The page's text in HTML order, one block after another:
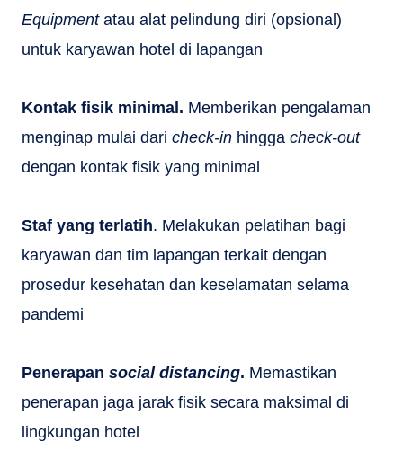
Equipmentatau alat pelindung diri (opsional)
untuk karyawan hotel di lapangan
Kontak fisik minimal. Memberikan pengalaman
menginap mulai dari check-in hingga check-out
dengan kontak fisik yang minimal
Staf yang terlatih. Melakukan pelatihan bagi
karyawan dan tim lapangan terkait dengan
prosedur kesehatan dan keselamatan selama
pandemi
Penerapan social distancing. Memastikan
penerapan jaga jarak fisik secara maksimal di
lingkungan hotel